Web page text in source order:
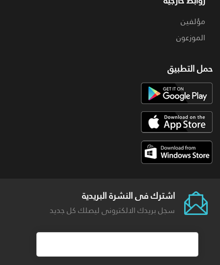
مؤلفين
الموزعون
حمل التطبيق
اشترك فى النشرة البريدية
سجل بريدك الالكترونى ليصلك كل جديد